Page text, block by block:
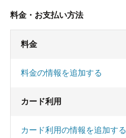
料金・お支払い方法
料金
料金の情報を追加する
カード利用
カード利用の情報を追加する